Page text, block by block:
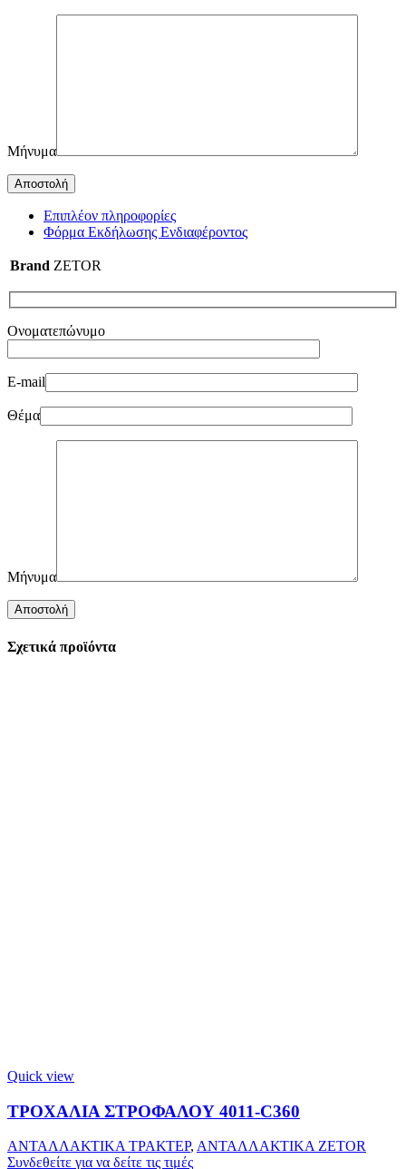
Μήνυμα
Επιπλέον πληροφορίες
Φόρμα Εκδήλωσης Ενδιαφέροντος
Brand ZETOR
Ονοματεπώνυμο
E-mail
Θέμα
Μήνυμα
Σχετικά προϊόντα
Quick view
ΤΡΟΧΑΛΙΑ ΣΤΡΟΦΑΛΟΥ 4011-C360
ΑΝΤΑΛΛΑΚΤΙΚΑ ΤΡΑΚΤΕΡ, ΑΝΤΑΛΛΑΚΤΙΚΑ ZETOR
Συνδεθείτε για να δείτε τις τιμές